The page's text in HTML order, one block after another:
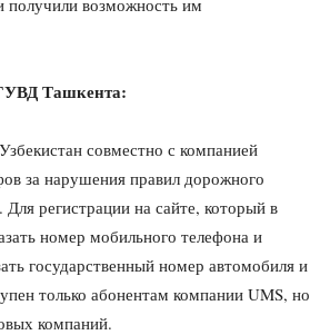
Ташкента:
совместно с компанией
за нарушения правил дорожного
регистрации на сайте, который в
номер мобильного телефона и
государственный номер автомобиля и
только абонентам компании UMS, но
компаний.